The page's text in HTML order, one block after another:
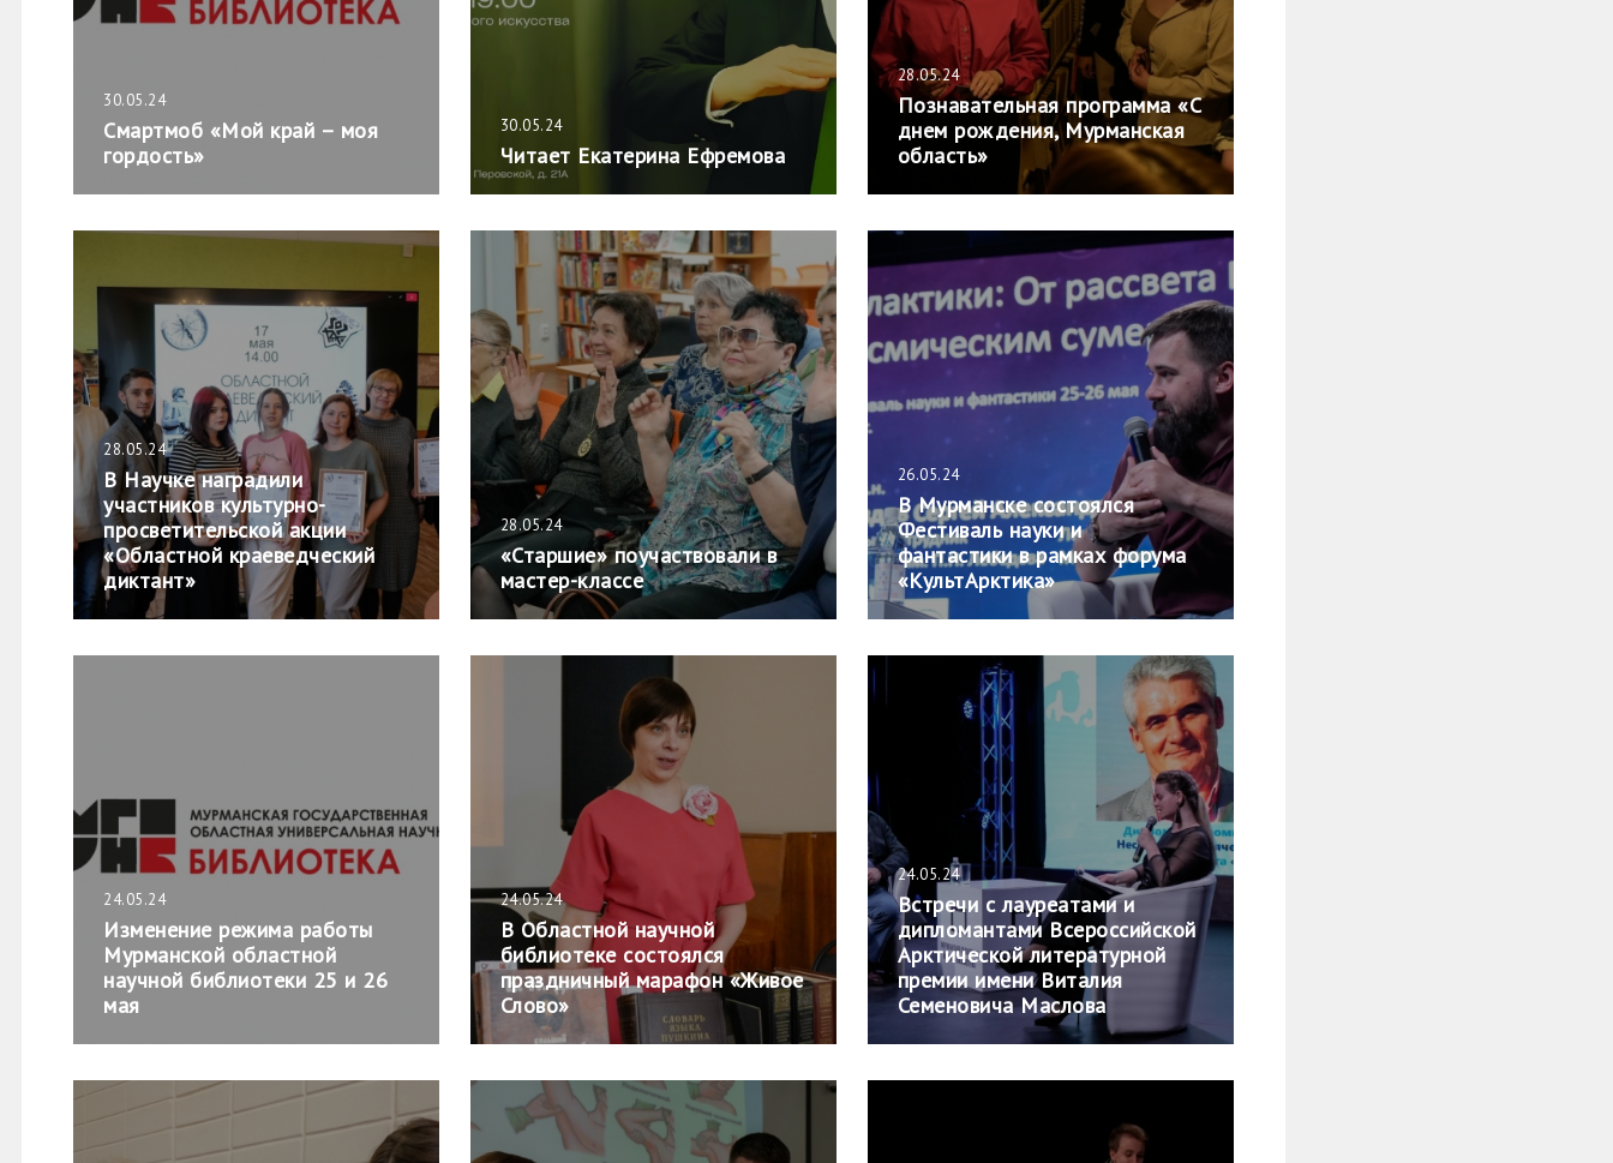
30.05.24
Смартмоб «Мой край – моя
гордость»
30.05.24
Читает Екатерина Ефремова
28.05.24
Познавательная программа «С
днем рождения, Мурманская
область»
28.05.24
В Научке наградили
участников культурно-
просветительской акции
«Областной краеведческий
диктант»
28.05.24
«Старшие» поучаствовали в
мастер-классе
26.05.24
В Мурманске состоялся
Фестиваль науки и
фантастики в рамках форума
«КультАрктика»
24.05.24
Изменение режима работы
Мурманской областной
научной библиотеки 25 и 26
мая
24.05.24
В Областной научной
библиотеке состоялся
праздничный марафон «Живое
Слово»
24.05.24
Встречи с лауреатами и
дипломантами Всероссийской
Арктической литературной
премии имени Виталия
Семеновича Маслова